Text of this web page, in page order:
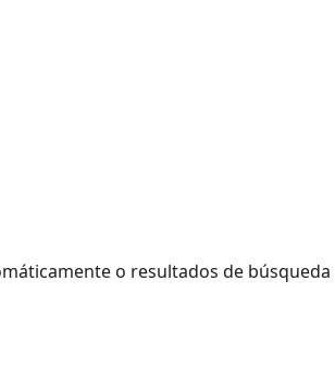
o resultados de búsqueda